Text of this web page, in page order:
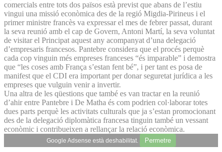
comercials entre tots dos països està previst que abans de l’estiu
vingui una missió econòmica des de la regió Migdia-Pirineus i el
primer ministre francès va expressar el mes de febrer passat, durant
la seva reunió amb el cap de Govern, Antoni Martí, la seva voluntat
de visitar el Principat aquest any acompanyat d’una delegació
d’empresaris francesos. Pantebre considera que el procés perquè
cada cop vinguin més empreses franceses “és imparable” i demostra
que “les coses amb França s’estan fent bé”, i per tant es posa de
manifest que el CDI era important per donar seguretat jurídica a les
empreses que vulguin venir a invertir.
Una altra de les qüestions que també es van tractar en la reunió
d’ahir entre Pantebre i De Matha és com podrien col·laborar totes
dues parts perquè les activitats culturals que ja s’estan promocionant
des de la delegació diplomàtica francesa tinguin també un vessant
econòmic i contribueixen a rellançar la relació econòmica.
Google Adsense està deshabilitat. Permetre